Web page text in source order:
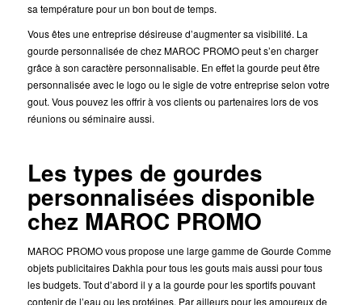
sa température pour un bon bout de temps.
Vous êtes une entreprise désireuse d’augmenter sa visibilité. La
gourde personnalisée de chez MAROC PROMO peut s’en charger
grâce à son caractère personnalisable. En effet la gourde peut être
personnalisée avec le logo ou le sigle de votre entreprise selon votre
gout. Vous pouvez les offrir à vos clients ou partenaires lors de vos
réunions ou séminaire aussi.
Les types de gourdes
personnalisées disponible
chez MAROC PROMO
MAROC PROMO vous propose une large gamme de Gourde Comme
objets publicitaires Dakhla pour tous les gouts mais aussi pour tous
les budgets. Tout d’abord il y a la gourde pour les sportifs pouvant
contenir de l’eau ou les protéines. Par ailleurs pour les amoureux de